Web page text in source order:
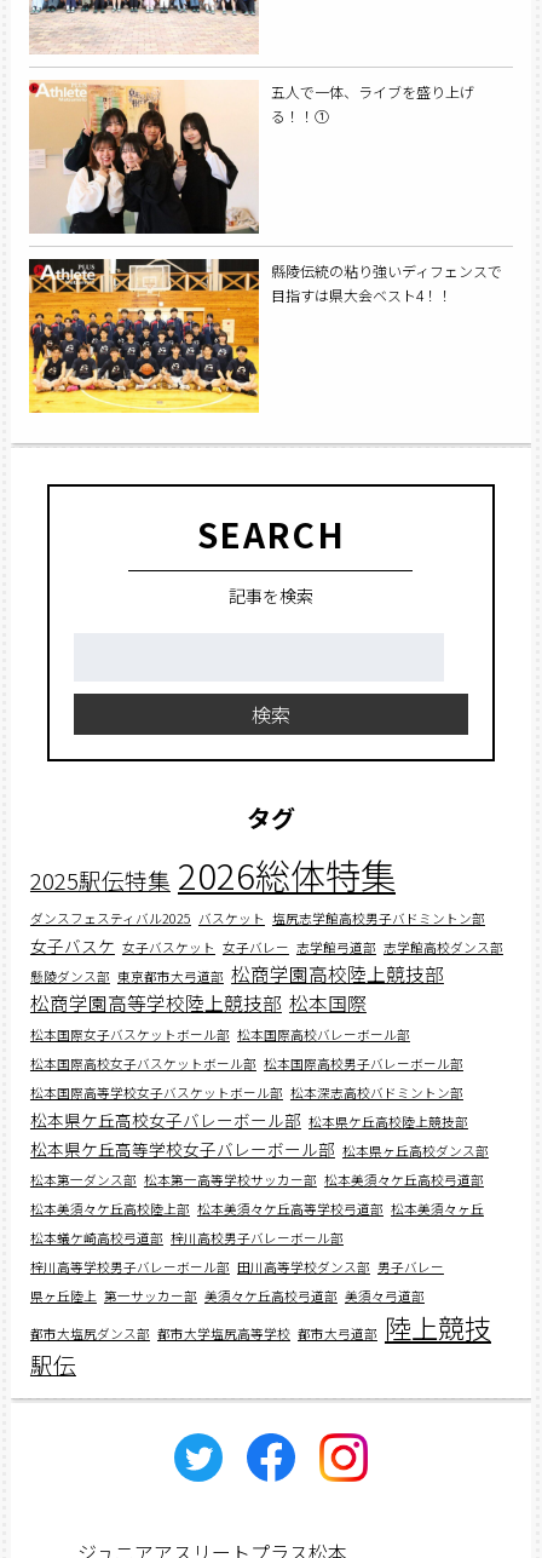
五人で一体、ライブを盛り上げ
る！！①
縣陵伝統の粘り強いディフェンスで
目指すは県大会ベスト4！！
SEARCH
記事を検索
検索
タグ
2025駅伝特集 2026総体特集
ダンスフェスティバル2025 バスケット 塩尻志学館高校男子バドミントン部
女子バスケ 女子バスケット 女子バレー 志学館弓道部 志学館高校ダンス部
懸陵ダンス部 東京都市大弓道部 松商学園高校陸上競技部
松商学園高等学校陸上競技部 松本国際
松本国際女子バスケットボール部 松本国際高校バレーボール部
松本国際高校女子バスケットボール部 松本国際高校男子バレーボール部
松本国際高等学校女子バスケットボール部 松本深志高校バドミントン部
松本県ケ丘高校女子バレーボール部 松本県ケ丘高校陸上競技部
松本県ケ丘高等学校女子バレーボール部 松本県ヶ丘高校ダンス部
松本第一ダンス部 松本第一高等学校サッカー部 松本美須々ケ丘高校弓道部
松本美須々ケ丘高校陸上部 松本美須々ケ丘高等学校弓道部 松本美須々ヶ丘
松本蟻ケ崎高校弓道部 梓川高校男子バレーボール部
梓川高等学校男子バレーボール部 田川高等学校ダンス部 男子バレー
県ヶ丘陸上 第一サッカー部 美須々ケ丘高校弓道部 美須々弓道部
都市大塩尻ダンス部 都市大学塩尻高等学校 都市大弓道部 陸上競技
駅伝
ジュニアアスリートプラス松本